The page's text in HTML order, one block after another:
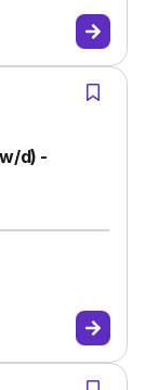
d) -